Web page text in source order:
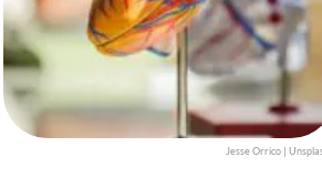
Jesse Orrico |